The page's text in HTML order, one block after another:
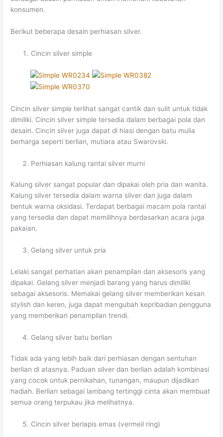
konsumen.
Berikut beberapa desain perhiasan silver.
Cincin silver simple
Cincin silver simple terlihat sangat cantik dan sulit untuk tidak
dimiliki. Cincin silver simple tersedia dalam berbagai pola dan
desain. Cincin silver juga dapat di hiasi dengan batu mulia
berharga seperti berlian, mutiara atau Swarovski.
Perhiasan kalung rantai silver murni
Kalung silver sangat popular dan dipakai oleh pria dan wanita.
Kalung silver tersedia dalam warna silver dan juga dalam
bentuk warna oksidasi. Terdapat berbagai macam pola rantai
yang tersedia dan dapat memilihnya berdasarkan acara juga
pakaian.
Gelang silver untuk pria
Lelaki sangat perhatian akan penampilan dan aksesoris yang
dipakai. Gelang silver menjadi barang yang harus dimiliki
sebagai aksesoris. Memakai gelang silver memberikan kesan
stylish dan keren, juga dapat mengubah kepribadian pengguna
yang memberikan penampilan trendi.
Gelang silver batu berlian
Tidak ada yang lebih baik dari perhiasan dengan sentuhan
berlian di atasnya. Paduan silver dan berlian adalah kombinasi
yang cocok untuk pernikahan, tunangan, maupun dijadikan
hadiah. Berlian sebagai lambang tertinggi cinta akan membuat
semua orang terpukau jika melihatnya.
Cincin silver berlapis emas (vermeil ring)